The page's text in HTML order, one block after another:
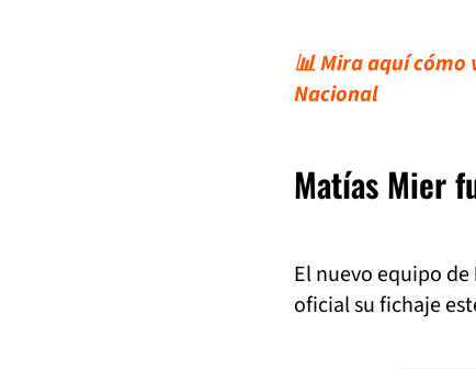
📊 Mira aquí cómo
Nacional
Matías Mier
El nuevo equipo de
oficial su fichaje